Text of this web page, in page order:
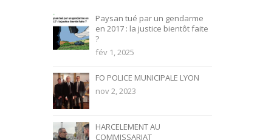
Paysan tué par un gendarme
en 2017 : la justice bientôt faite
?
fév 1, 2025
FO POLICE MUNICIPALE LYON
nov 2, 2023
HARCELEMENT AU
COMMISSARIAT